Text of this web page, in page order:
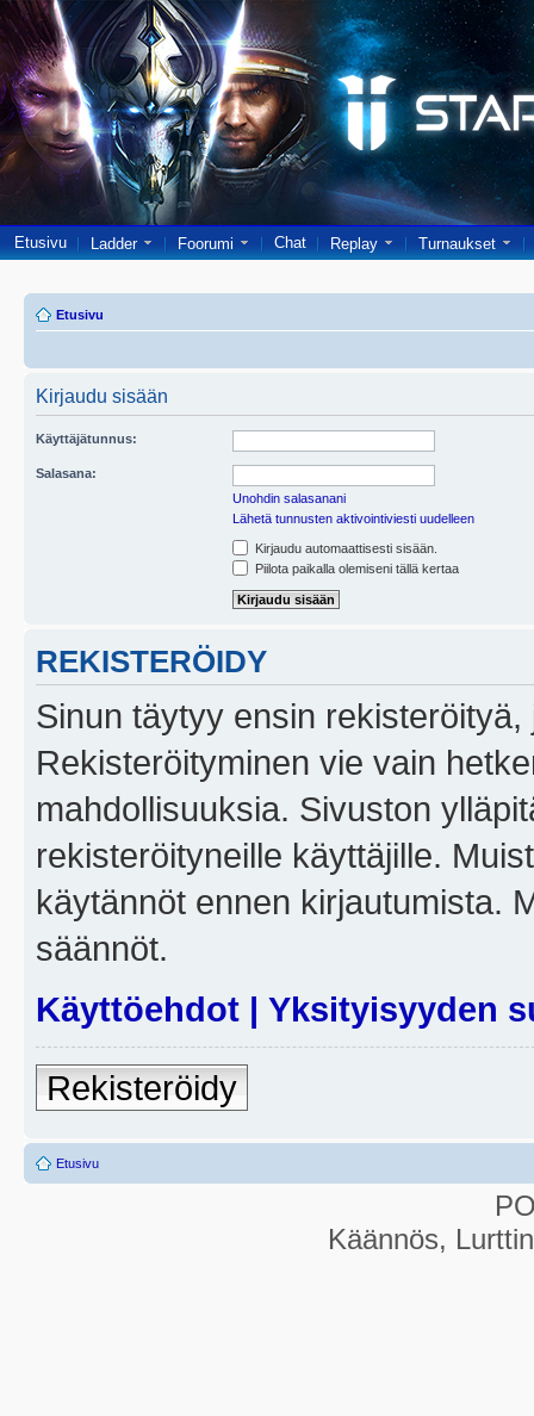
Etusivu Ladder Foorumi Chat Replay Turnaukset
Etusivu
Kirjaudu sisään
Käyttäjätunnus:
Salasana:
Unohdin salasanani
Lähetä tunnusten aktivointiviesti uudelleen
Kirjaudu automaattisesti sisään.
Piilota paikalla olemiseni tällä kertaa
REKISTERÖIDY
Sinun täytyy ensin
Rekisteröityminen vie vain
mahdollisuuksia. Sivuston
rekisteröityneille käyttäjille.
käytännöt ennen kirjautumista.
säännöt.
Käyttöehdot | Yksityisyyden
Rekisteröidy
Etusivu
Käännös,